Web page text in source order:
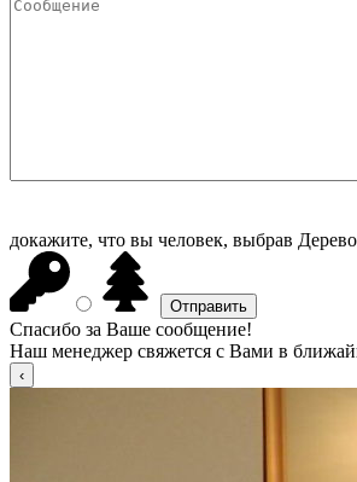
докажите, что вы человек, выбрав Дерево
Спасибо за Ваше сообщение!
Наш менеджер свяжется с Вами в